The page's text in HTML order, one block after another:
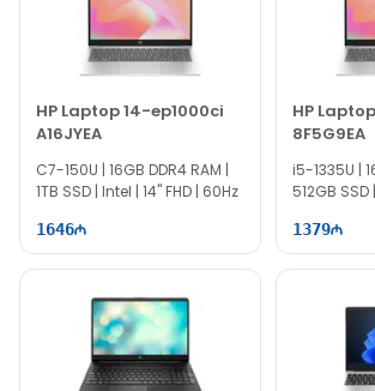
HP Laptop 14-ep1000ci
A16JYEA
C7-150U | 16GB DDR4 RAM |
1TB SSD | Intel | 14" FHD | 60Hz
1646
HP
8F5G9EA
i5-1335U |
512GB SSD
1379